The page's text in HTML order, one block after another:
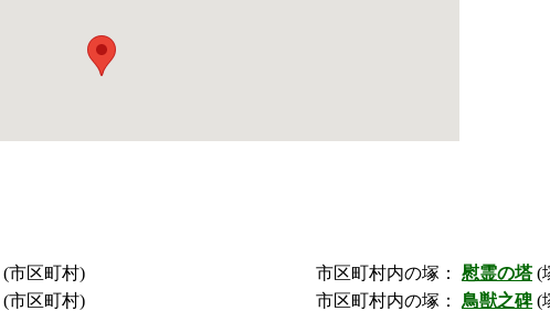
(市区町村) 市区町村内の塚： 慰霊の塔(
(市区町村) 市区町村内の塚： 鳥獣之碑(